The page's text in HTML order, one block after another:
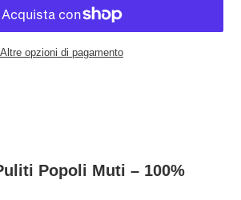
Altre opzioni di pagamento
Popoli Muti – 100%